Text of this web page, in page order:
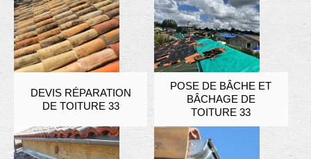
DEVIS RÉPARATION
DE TOITURE 33
POSE DE BÂCHE ET
BÂCHAGE DE
TOITURE 33